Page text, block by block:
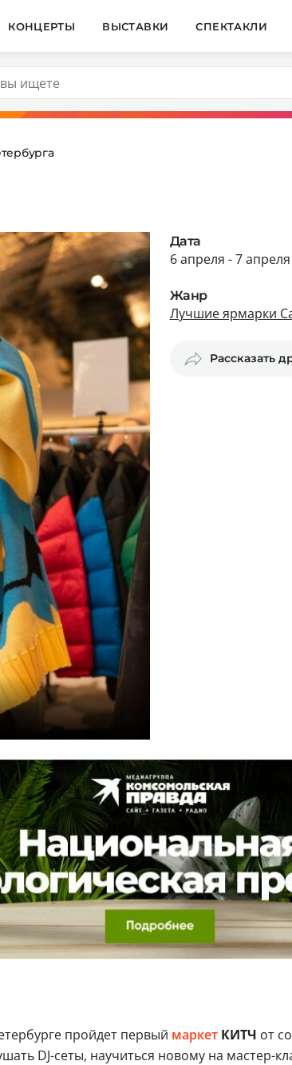
КОНЦЕРТЫ ВЫСТАВКИ СПЕКТАКЛИ
Дата
6 апреля - 7
Жанр
Лучшие ярмарки
Рассказать
пройдет первый маркетКИТЧ от
DJ-сеты, научиться новому на мастер-